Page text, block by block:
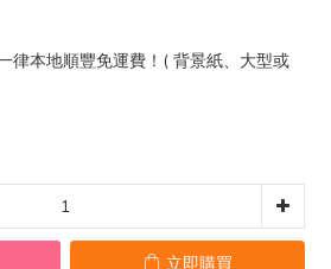
律本地順豐免運費！( 背景紙、大型或
立即購買